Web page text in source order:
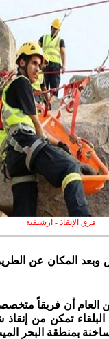
فرق الإنقاذ - ارشيفية
وبعد المكان عن
العام أن فريقاً
البلقاء تمكن من
بمنطقة البحر